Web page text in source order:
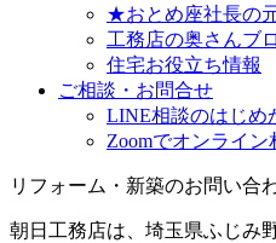
★おとめ座社長の
工務店の奥さんブ
住宅お役立ち情報
ご相談・お問合せ
LINE相談のはじめ
Zoomでオンライ
リフォーム・新築のお問い合
朝日工務店は、埼玉県ふじみ